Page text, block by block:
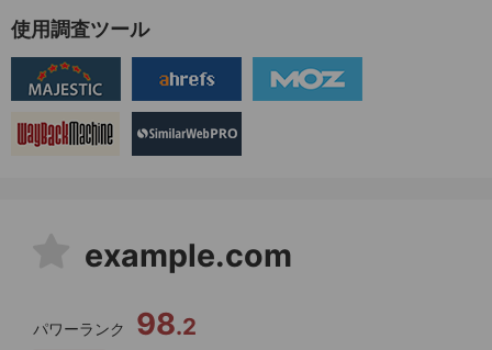
使用調査ツール
example.com
パワーランク 98.2